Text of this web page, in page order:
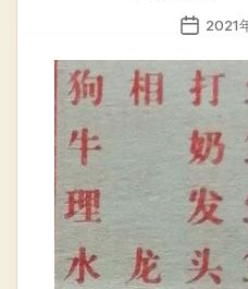
发
日
期
2021